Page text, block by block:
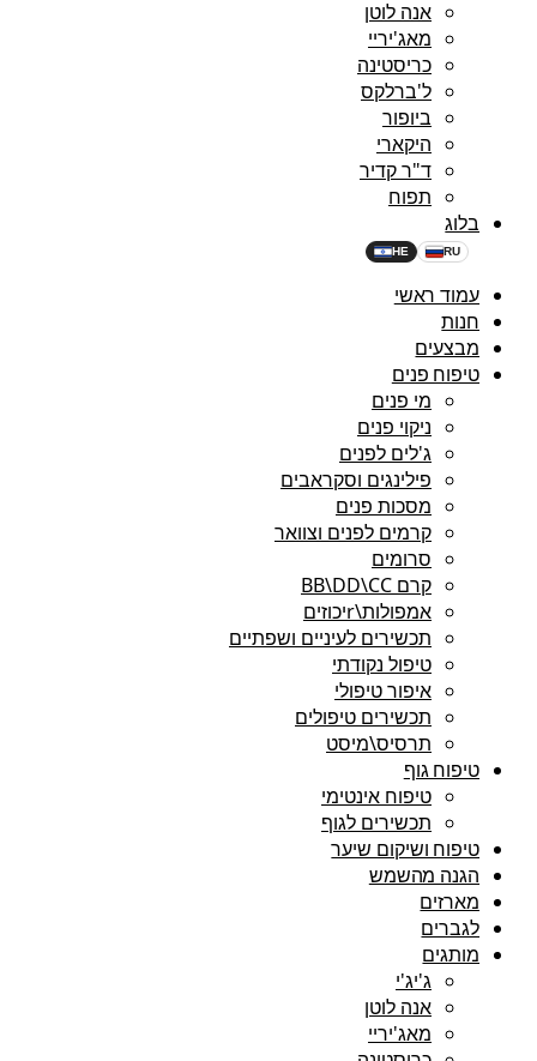
אנה לוטן
מאג'יריי
כריסטינה
ל'ברלקס
ביופור
היקארי
ד"ר קדיר
תפוח
בלוג
HE RU
עמוד ראשי
חנות
מבצעים
טיפוח פנים
מי פנים
ניקוי פנים
ג'לים לפנים
פילינגים וסקראבים
מסכות פנים
קרמים לפנים וצוואר
סרומים
קרם BB\DD\CC
אמפולות\rיכוזים
תכשירים לעיניים ושפתיים
טיפול נקודתי
איפור טיפולי
תכשירים טיפולים
תרסיס\מיסט
טיפוח גוף
טיפוח אינטימי
תכשירים לגוף
טיפוח ושיקום שיער
הגנה מהשמש
מארזים
לגברים
מותגים
ג'יג'י
אנה לוטן
מאג'יריי